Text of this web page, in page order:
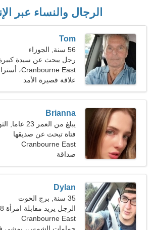
الرجال والنساء عبر
Tom
56 سنة, الجوزاء
رجل يبحث عن سيدة
44-51
Cranbourne East، أستراليا
علاقة قصيرة الأمد
Brianna
يبلغ من العمر 23 عاما, الثور
فتاة تبحث عن صديقها
Cranbourne East
صداقة
Dylan
35 سنة, برج الحوت
31
Cranbourne East